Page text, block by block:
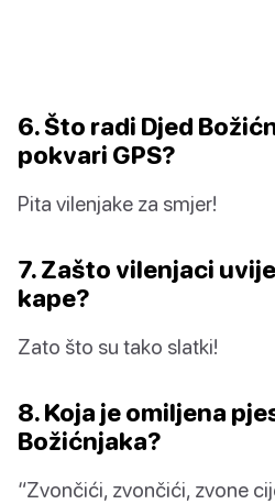
6. Što radi Djed
pokvari GPS?
Pita vilenjake za smjer!
7. Zašto vilenjaci
kape?
Zato što su tako slatki!
8. Koja je omiljena
Božićnjaka?
“Zvončići, zvončići, zvone